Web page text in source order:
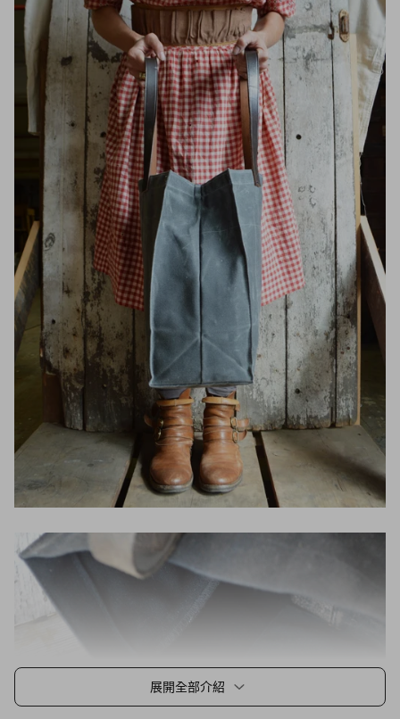
展開全部介紹